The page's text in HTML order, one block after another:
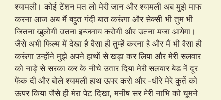
श्यामली। कोई टेंशन मत लो मेरी जान और श्यामली अब मुझे माफ
करना आज अब मैं बहुत गंदी बात करूंगा और सेक्सी भी तुम भी
जितना खुलोगी उतना इन्जवाय करोगी और उतना मजा आयेगा।
जैसे अभी फिल्म में देखा है वैसा ही तुम्हें करना है और मैं भी वैसा ही
करूंगा उन्होंने मुझे अपने हाथों से खड़ा कर लिया और मेरी सलवार
को नाड़े से सरका कर के नीचे उतार दिया मेरी सलवार बेड में दूर
फेंक दी और बोले श्यामली हाथ ऊपर करो और -धीरे मेरे कुर्ते को
ऊपर किया जैसे ही मेरा पेट दिखा, मनीष सर मेरी नाभि को चूमने